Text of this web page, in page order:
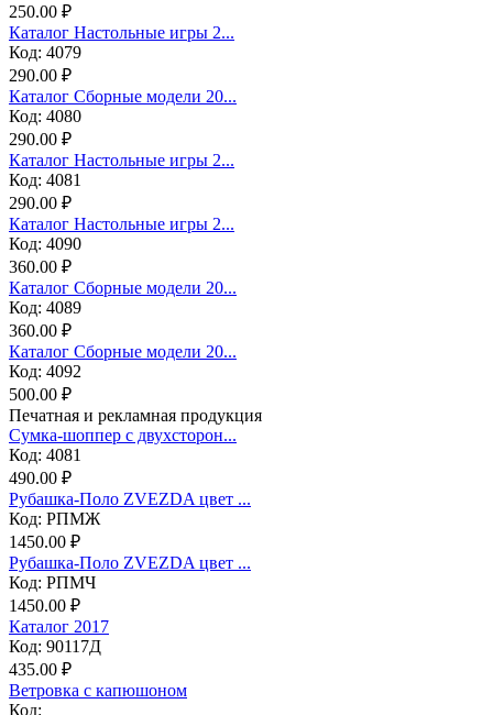
250.00 ₽
Каталог Настольные игры 2...
Код: 4079
290.00 ₽
Каталог Сборные модели 20...
Код: 4080
290.00 ₽
Каталог Настольные игры 2...
Код: 4081
290.00 ₽
Каталог Настольные игры 2...
Код: 4090
360.00 ₽
Каталог Сборные модели 20...
Код: 4089
360.00 ₽
Каталог Сборные модели 20...
Код: 4092
500.00 ₽
Печатная и рекламная продукция
Сумка-шоппер с двухсторон...
Код: 4081
490.00 ₽
Рубашка-Поло ZVEZDA цвет ...
Код: РПМЖ
1450.00 ₽
Рубашка-Поло ZVEZDA цвет ...
Код: РПМЧ
1450.00 ₽
Каталог 2017
Код: 90117Д
435.00 ₽
Ветровка с капюшоном
Код: